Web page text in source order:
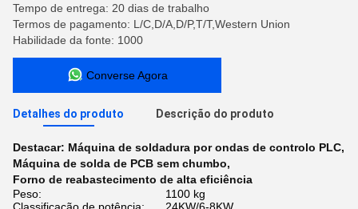
Tempo de entrega: 20 dias de trabalho
Termos de pagamento: L/C,D/A,D/P,T/T,Western Union
Habilidade da fonte: 1000
Converse Agora
Detalhes do produto Descrição do produto
Destacar: Máquina de soldadura por ondas de controlo PLC,
Máquina de solda de PCB sem chumbo,
Forno de reabastecimento de alta eficiência
Peso:
1100 kg